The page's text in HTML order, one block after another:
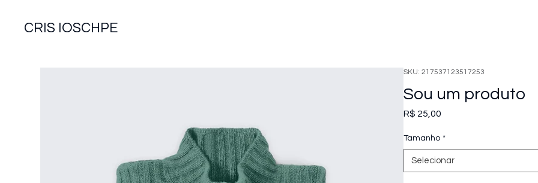
CRIS IOSCHPE
SKU: 217537123517253
Sou um produto
R$ 25,00
Tamanho *
Selecionar